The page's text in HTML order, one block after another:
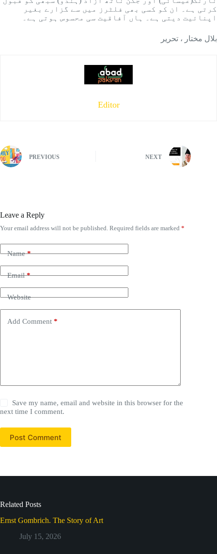
کرتی ہے۔ ان کو کسی بھی فلٹرز میں سے گزارے بغیر
اپنائیت دیتی ہے۔ ہاں آفاقیت سی محسوس ہوتی ہے۔
تحریر ، ‎بلال مختار
Editor
PREVIOUS NEXT
Leave a Reply
Your email address will not be published. Required fields are marked *
Name*
Email*
Website
Add Comment *
Save my name, email and website in this browser for the
next time I comment.
Post Comment
Related Posts
Ernst Gombrich. The Story of Art
July 15, 2026